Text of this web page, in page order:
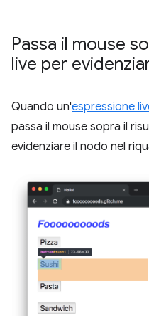
Passa il mouse
live per
Quando un'espressione
passa il mouse sopra il
evidenziare il nodo nel